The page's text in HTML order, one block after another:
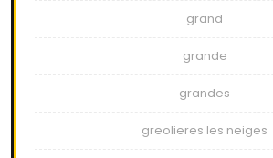
grand
grande
grandes
greolieres les neiges